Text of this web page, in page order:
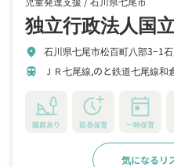
独立行政法人国
location_on 石川県七尾市松百町八部3−1
train ＪＲ七尾線,のと鉄道七尾線
園庭あり 延長保育 一時保育
気になるリ